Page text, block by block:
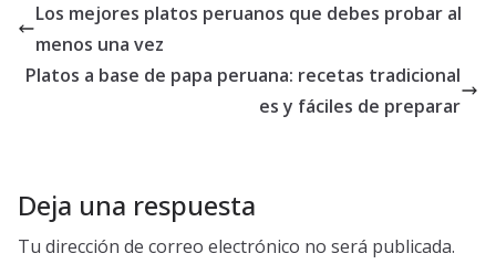
Los mejores platos peruanos que debes probar al
menos una vez
Platos a base de papa peruana: recetas tradicional
es y fáciles de preparar
Deja una respuesta
Tu dirección de correo electrónico no será publicada.